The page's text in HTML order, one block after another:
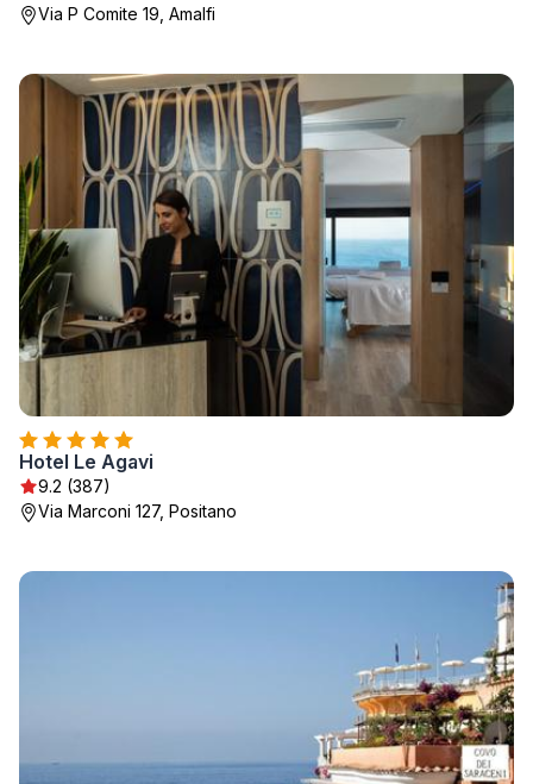
Via P Comite 19, Amalfi
Hotel Le Agavi
9.2 (387)
Via Marconi 127, Positano